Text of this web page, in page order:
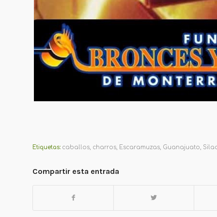
Etiquetas: caballos, charros, Escaramuzas, Guanajuato,
Compartir esta entrada